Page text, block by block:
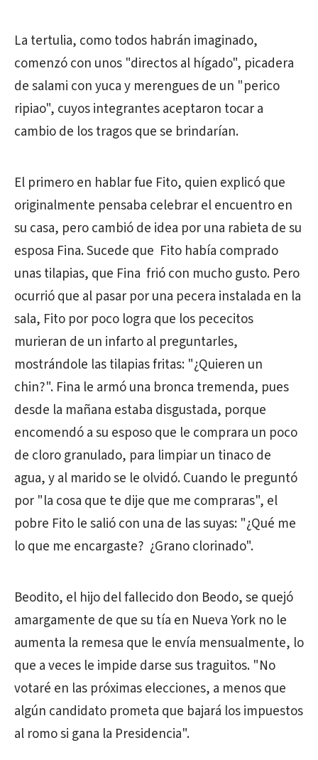
La tertulia, como todos habrán imaginado,
comenzó con unos "directos al hígado", picadera
de salami con yuca y merengues de un "perico
ripiao", cuyos integrantes aceptaron tocar a
cambio de los tragos que se brindarían.
El primero en hablar fue Fito, quien explicó que
originalmente pensaba celebrar el encuentro en
su casa, pero cambió de idea por una rabieta de su
esposa Fina. Sucede que Fito había comprado
unas tilapias, que Fina frió con mucho gusto. Pero
ocurrió que al pasar por una pecera instalada en la
sala, Fito por poco logra que los pececitos
murieran de un infarto al preguntarles,
mostrándole las tilapias fritas: "¿Quieren un
chin?". Fina le armó una bronca tremenda, pues
desde la mañana estaba disgustada, porque
encomendó a su esposo que le comprara un poco
de cloro granulado, para limpiar un tinaco de
agua, y al marido se le olvidó. Cuando le preguntó
por "la cosa que te dije que me compraras", el
pobre Fito le salió con una de las suyas: "¿Qué me
lo que me encargaste? ¿Grano clorinado".
Beodito, el hijo del fallecido don Beodo, se quejó
amargamente de que su tía en Nueva York no le
aumenta la remesa que le envía mensualmente, lo
que a veces le impide darse sus traguitos. "No
votaré en las próximas elecciones, a menos que
algún candidato prometa que bajará los impuestos
al romo si gana la Presidencia".